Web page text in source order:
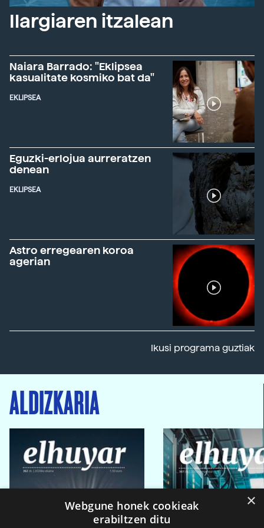
Ilargiaren itzalean
Naiara Barrado: "Eklipsea
kasualitate kosmiko bat da"
EKLIPSEA
Eguzki-erlojua aurreratzen
denean
EKLIPSEA
Astro erregearen koroa
agerian
Ikusi programa guztiak
ALDIZKARIA
×
Webgune honek cookieak
erabiltzen ditu